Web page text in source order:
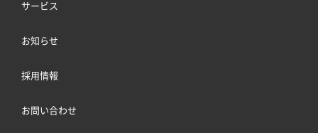
サービス
お知らせ
採用情報
お問い合わせ